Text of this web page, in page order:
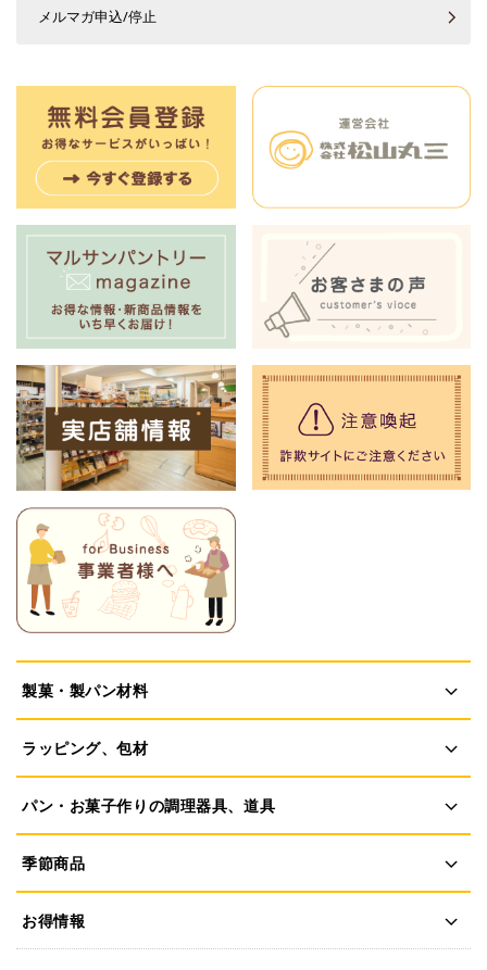
メルマガ申込/停止
製菓・製パン材料
ラッピング、包材
パン・お菓子作りの調理器具、道具
季節商品
お得情報